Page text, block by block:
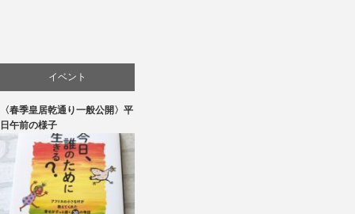
イベント
文化
〈春季皇居乾通り一般公開〉平
日午前の様子